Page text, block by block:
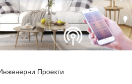
Проекти